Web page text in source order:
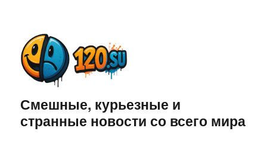
Смешные, курьезные и
странные новости со всего мира